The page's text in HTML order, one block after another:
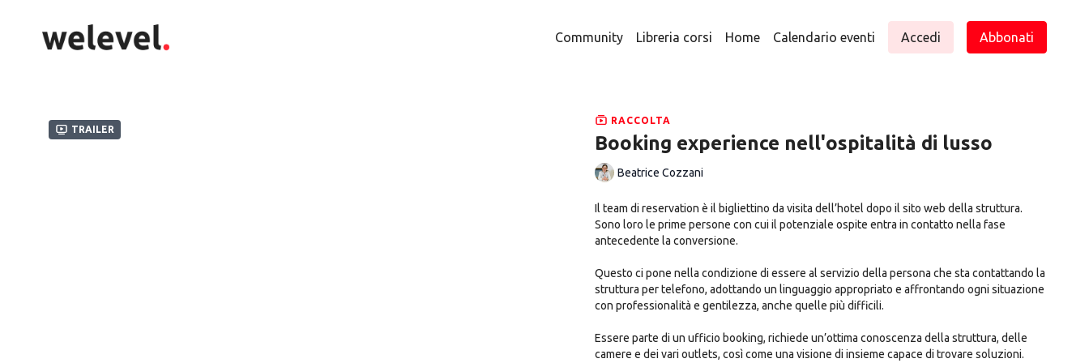
Community Libreria corsi Home Calendario eventi Accedi Abbonati
Trailer
RACCOLTA
Booking experience nell'ospitalità di lusso
Beatrice Cozzani
Il team di reservation è il bigliettino da visita dell’hotel dopo il sito web della struttura.
Sono loro le prime persone con cui il potenziale ospite entra in contatto nella fase
antecedente la conversione.
Questo ci pone nella condizione di essere al servizio della persona che sta contattando la
struttura per telefono, adottando un linguaggio appropriato e affrontando ogni situazione
con professionalità e gentilezza, anche quelle più difficili.
Essere parte di un ufficio booking, richiede un’ottima conoscenza della struttura, delle
camere e dei vari outlets, così come una visione di insieme capace di trovare soluzioni.